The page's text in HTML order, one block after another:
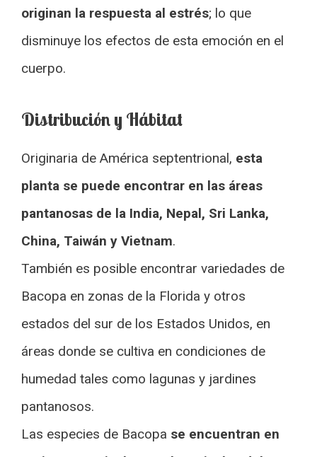
originan la respuesta al estrés; lo que
disminuye los efectos de esta emoción en el
cuerpo.
Distribución y Hábitat
Originaria de América septentrional, esta
planta se puede encontrar en las áreas
pantanosas de la India, Nepal, Sri Lanka,
China, Taiwán y Vietnam.
También es posible encontrar variedades de
Bacopa en zonas de la Florida y otros
estados del sur de los Estados Unidos, en
áreas donde se cultiva en condiciones de
humedad tales como lagunas y jardines
pantanosos.
Las especies de Bacopa se encuentran en